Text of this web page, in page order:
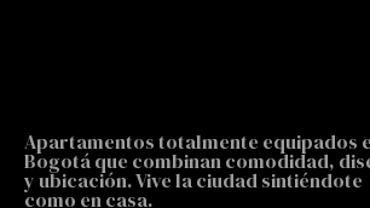
Apartamentos totalmente equipados
Bogotá que combinan comodidad,
y ubicación. Vive la ciudad sintiéndote
como en casa.